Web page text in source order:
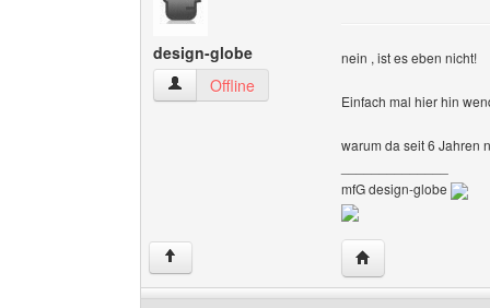
design-globe
design-globe Benutzer-Profile anzeigen
Offline
nein , ist es eben nicht!
Einfach mal hier hin
warum da seit 6 Jahren
mfG design-globe
↑ Website dieses